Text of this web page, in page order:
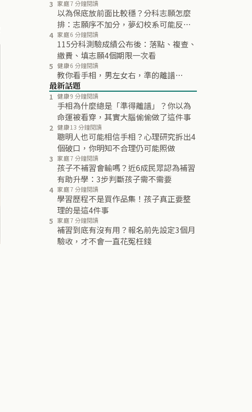
3 家庭7 分鐘閱讀
以為保底放前面比較穩？分科志願怎麼
排：志願序不加分，夢幻校系可能反而
不再分發
4 家庭6 分鐘閱讀
115分科測驗成績公布後：落點、複查、
繳費、填志願4個期限一次看
5 健康6 分鐘閱讀
教你看手相，男左女右，準的離譜…
最新話題
1 健康9 分鐘閱讀
手相為什麼總是「準得離譜」？你以為
命運被看穿，其實大腦偷偷做了這件事
2 健康13 分鐘閱讀
聰明人也可能相信手相？心理研究拆出4
個破口，你明知不合理仍可能照做
3 家庭7 分鐘閱讀
孩子不補習會輸嗎？近6成民眾認為補習
有助升學：3步判斷孩子需不需要
4 家庭7 分鐘閱讀
學習歷程不是買作品集！孩子真正要整
理的是這4件事
5 家庭7 分鐘閱讀
補習到底有沒有用？報名前先設定3個月
驗收，才不會一直花冤枉錢